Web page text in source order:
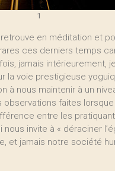
1
en méditation et
ces derniers temps
jamais intérieurement,
la voie prestigieuse
nous maintenir à un
observations faites
entre les
invite à « déraciner
et jamais notre société